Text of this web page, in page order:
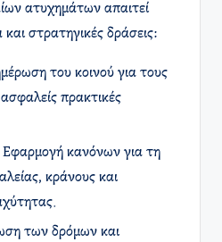
ατυχημάτων απαιτεί
στρατηγικές δράσεις:
του κοινού για τους
πρακτικές
Εφαρμογή κανόνων για τη
κράνους και
των δρόμων και